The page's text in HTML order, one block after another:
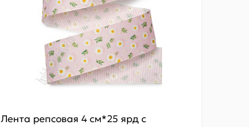
Лента репсовая 4 см*25 ярд с